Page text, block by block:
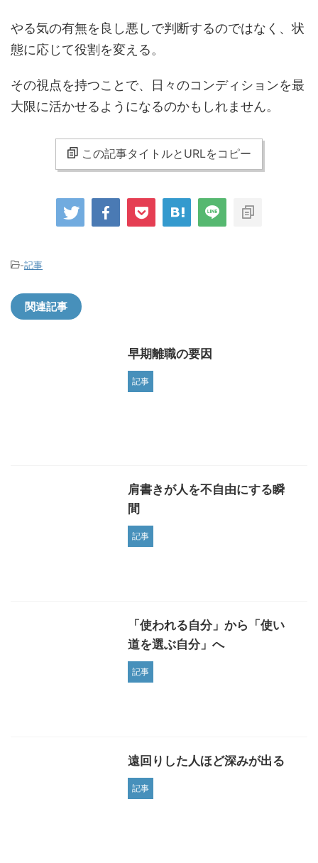
やる気の有無を良し悪しで判断するのではなく、状
態に応じて役割を変える。
その視点を持つことで、日々のコンディションを最
大限に活かせるようになるのかもしれません。
この記事タイトルとURLをコピー
-記事
関連記事
早期離職の要因
記事
肩書きが人を不自由にする瞬
間
記事
「使われる自分」から「使い
道を選ぶ自分」へ
記事
遠回りした人ほど深みが出る
記事